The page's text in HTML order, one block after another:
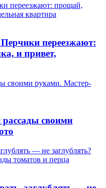
переезжают: прощай,
квартира
переезжают:
и привет,
своими руками. Мастер-
рассады своими
— не заглублять?
томатов и перца